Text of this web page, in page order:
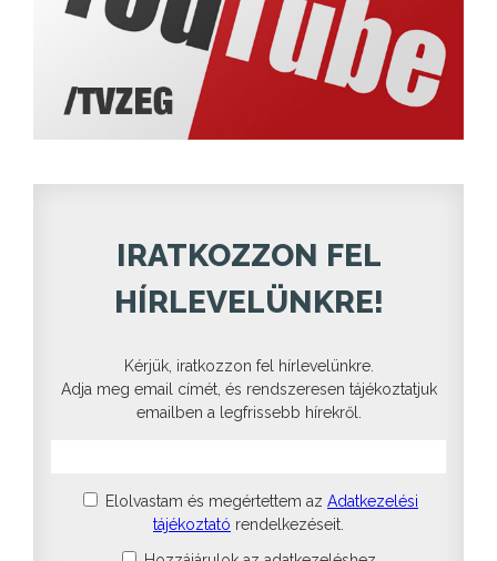
IRATKOZZON FEL
HÍRLEVELÜNKRE!
Kérjük, iratkozzon fel hírlevelünkre.
Adja meg email címét, és rendszeresen tájékoztatjuk
emailben a legfrissebb hírekről.
Elolvastam és megértettem az Adatkezelési
tájékoztató rendelkezéseit.